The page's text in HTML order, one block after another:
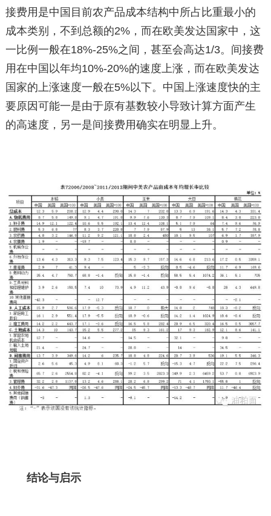
接费用是中国目前农产品成本结构中所占比重最小的
成本类别，不到总额的2%，而在欧美发达国家中，这
一比例一般在18%-25%之间，甚至会高达1/3。间接费
用在中国以年均10%-20%的速度上涨，而在欧美发达
国家的上涨速度一般在5%以下。中国上涨速度快的主
要原因可能一是由于原有基数较小导致计算方面产生
的高速度，另一是间接费用确实在明显上升。
结论与启示